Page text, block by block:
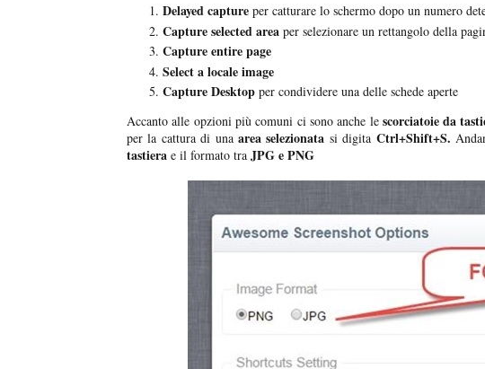
Delayed capture per catturare lo schermo dopo un numero
Capture selected area per selezionare un rettangolo della
Capture entire page
Select a locale image
Capture Desktop per condividere una delle schede aperte
Accanto alle opzioni più comuni ci sono anche le scorciatoie da
per la cattura di una area selezionata si digita Ctrl+Shift+S.
tastiera e il formato tra JPG e PNG